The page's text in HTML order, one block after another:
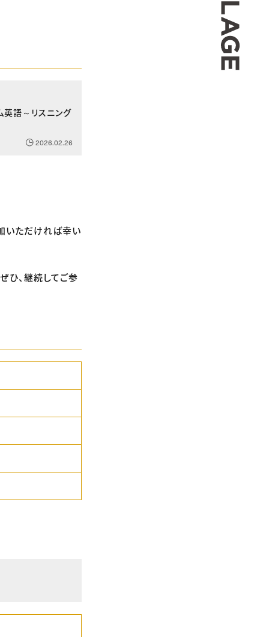
英語～リスニング
2026.02.26
いただければ幸い
ひ、継続してご参